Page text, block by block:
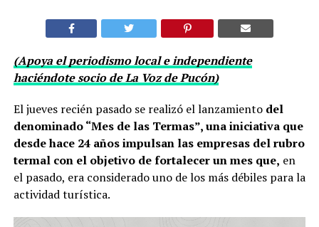
(Apoya el periodismo local e independiente
haciéndote socio de La Voz de Pucón)
El jueves recién pasado se realizó el lanzamientodel
denominado “Mes de las Termas”, una iniciativa que
desde hace 24 años impulsan las empresas del rubro
termal con el objetivo de fortalecer un mes que, en
el pasado, era considerado uno de los más débiles para la
actividad turística.